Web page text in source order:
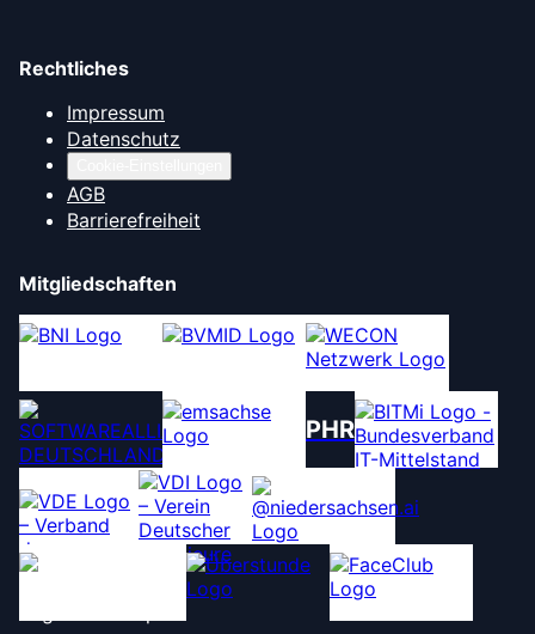
Rechtliches
Impressum
Datenschutz
AGB
Barrierefreiheit
Mitgliedschaften
PHR